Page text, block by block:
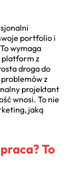
portfolio i
wymaga
platform z
droga do
z
projektant
wnosi. To nie
jaką
To